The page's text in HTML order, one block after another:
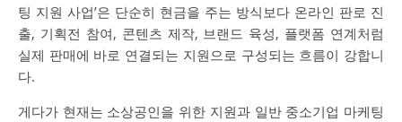
팅 지원 사업’은 단순히 현금을 주는 방식보다 온라인 판로 진
출, 기획전 참여, 콘텐츠 제작, 브랜드 육성, 플랫폼 연계처럼
실제 판매에 바로 연결되는 지원으로 구성되는 흐름이 강합니
다.
게다가 현재는 소상공인을 위한 지원과 일반 중소기업 마케팅